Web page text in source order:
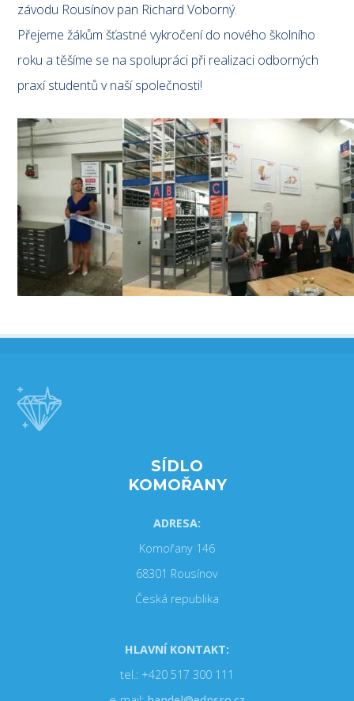
závodu Rousínov pan Richard Voborný.
Přejeme žákům šťastné vykročení do nového školního
roku a těšíme se na spolupráci při realizaci odborných
praxí studentů v naší společnosti!
SÍDLO
KOMOŘANY
ADRESA:
Komořany 146
68301 Rousínov
Česká republika
HLAVNÍ KONTAKT:
tel.: +420 517 300 111